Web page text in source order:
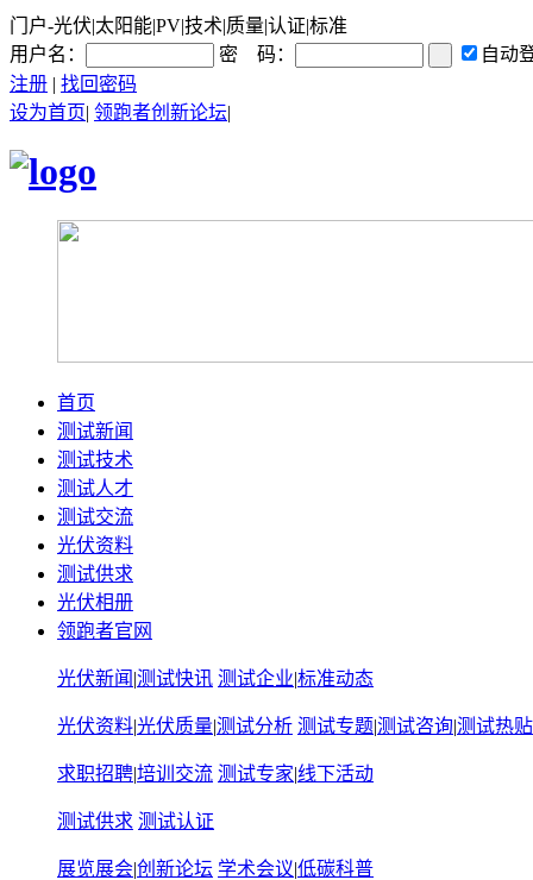
门户-光伏|太阳能|PV|技术|质量|认证|标准
用户名：
密 码：
自动
注册 | 找回密码
设为首页| 领跑者创新论坛|
首页
测试新闻
测试技术
测试人才
测试交流
光伏资料
测试供求
光伏相册
领跑者官网
光伏新闻 |测试快讯 测试企业|标准动态
光伏资料|光伏质量|测试分析 测试专题|测试咨询|测试热贴
求职招聘|培训交流 测试专家|线下活动
测试供求 测试认证
展览展会|创新论坛 学术会议|低碳科普